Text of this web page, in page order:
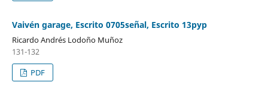
Vaivén garage, Escrito 0705señal, Escrito 13pyp
Ricardo Andrés Lodoño Muñoz
131-132
PDF